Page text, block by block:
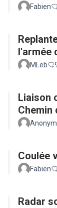
Fabien
l'armée
MLeb
Liaison
Chemin
Coulée
Fabien
Radar